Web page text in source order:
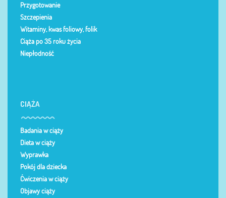
Przygotowanie
Szczepienia
Witaminy, kwas foliowy, folik
Ciąża po 35 roku życia
Niepłodność
CIĄŻA
Badania w ciąży
Dieta w ciąży
Wyprawka
Pokój dla dziecka
Ćwiczenia w ciąży
Objawy ciąży